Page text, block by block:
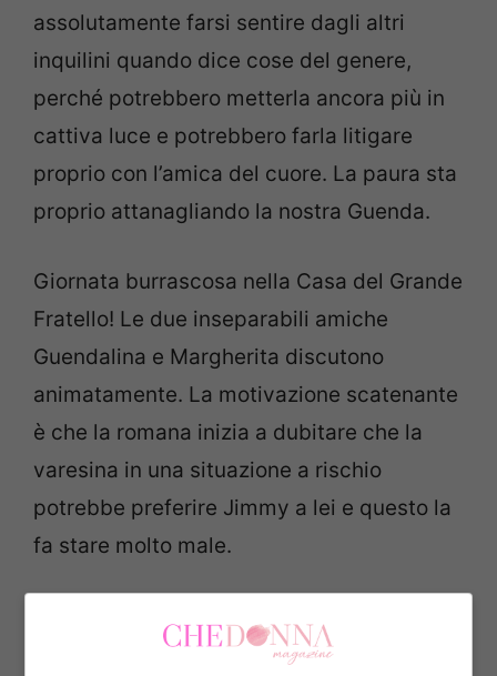
assolutamente farsi sentire dagli altri
inquilini quando dice cose del genere,
perché potrebbero metterla ancora più in
cattiva luce e potrebbero farla litigare
proprio con l’amica del cuore. La paura sta
proprio attanagliando la nostra Guenda.
Giornata burrascosa nella Casa del Grande
Fratello! Le due inseparabili amiche
Guendalina e Margherita discutono
animatamente. La motivazione scatenante
è che la romana inizia a dubitare che la
varesina in una situazione a rischio
potrebbe preferire Jimmy a lei e questo la
fa stare molto male.
ipotesi della compagna, sia perché ha